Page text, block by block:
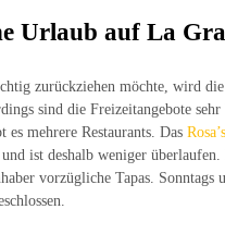
Urlaub auf La
zurückziehen möchte, wird
sind die Freizeitangebote sehr
es mehrere Restaurants. Das
und ist deshalb weniger
vorzügliche Tapas. Sonntags